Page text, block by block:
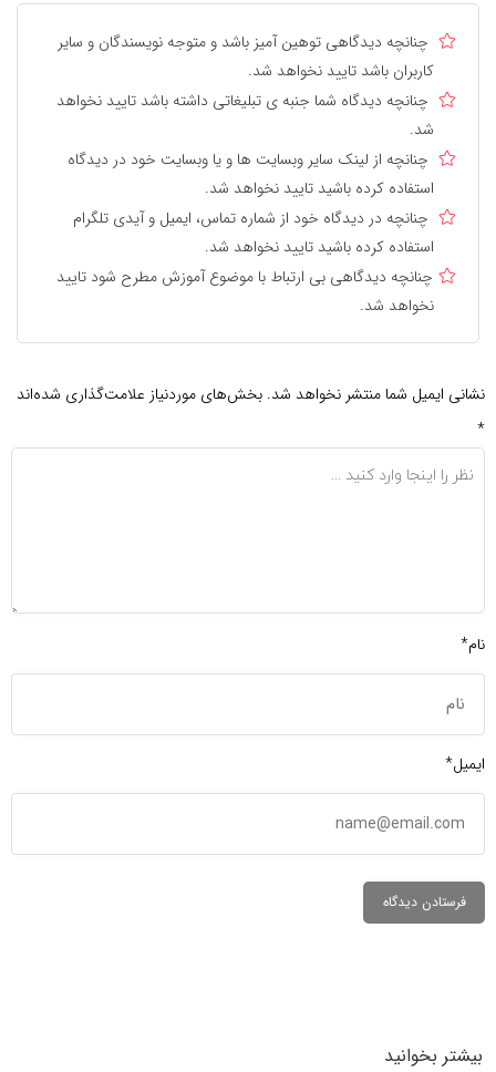
چنانچه دیدگاهی توهین آمیز باشد و متوجه نویسندگان و سایر
کاربران باشد تایید نخواهد شد.
چنانچه دیدگاه شما جنبه ی تبلیغاتی داشته باشد تایید نخواهد
شد.
چنانچه از لینک سایر وبسایت ها و یا وبسایت خود در دیدگاه
استفاده کرده باشید تایید نخواهد شد.
چنانچه در دیدگاه خود از شماره تماس، ایمیل و آیدی تلگرام
استفاده کرده باشید تایید نخواهد شد.
چنانچه دیدگاهی بی ارتباط با موضوع آموزش مطرح شود تایید
نخواهد شد.
نشانی ایمیل شما منتشر نخواهد شد. بخش‌های موردنیاز علامت‌گذاری شده‌اند
*
نام*
ایمیل*
بیشتر بخوانید